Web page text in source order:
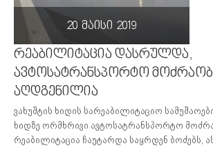
20 მაისი 2019
რეაბილიტაცია დასრულდა,
ავტოსატრანსპორტო
აღდგენილია
ვახუშტის ხიდის სარეაბილიტაციო
ხიდზე ორმხრივი ავტოსატრანსპორტო
რეაბილიტაცია ჩაუტარდა საყრდენ ბოძებს,